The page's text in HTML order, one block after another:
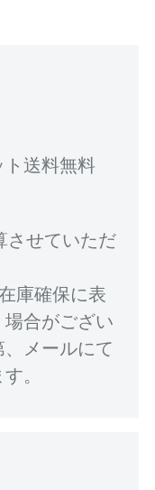
ト送料無料
させていただ
庫確保に表
合がござい
メールにて
。